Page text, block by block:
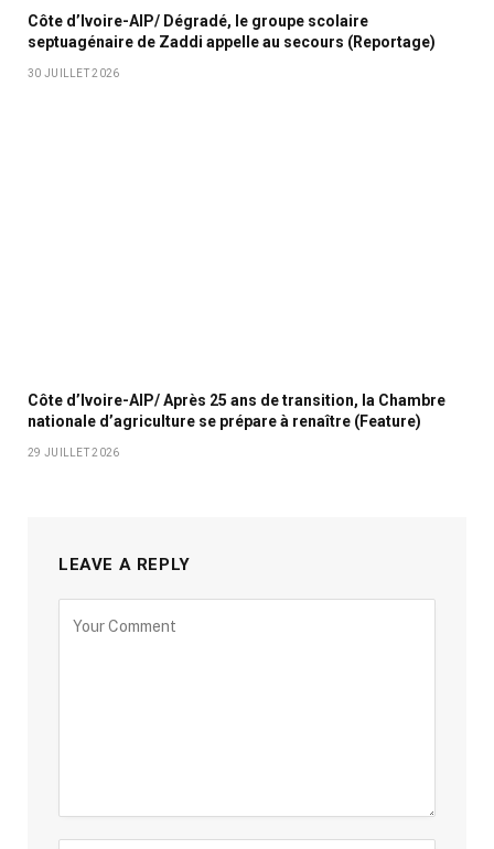
Côte d’Ivoire-AIP/ Dégradé, le groupe scolaire
septuagénaire de Zaddi appelle au secours (Reportage)
30 JUILLET 2026
Côte d’Ivoire-AIP/ Après 25 ans de transition, la Chambre
nationale d’agriculture se prépare à renaître (Feature)
29 JUILLET 2026
LEAVE A REPLY